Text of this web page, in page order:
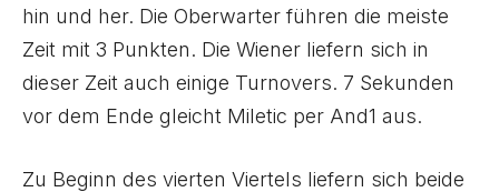
hin und her. Die Oberwarter führen die meiste
Zeit mit 3 Punkten. Die Wiener liefern sich in
dieser Zeit auch einige Turnovers. 7 Sekunden
vor dem Ende gleicht Miletic per And1 aus.
Zu Beginn des vierten Viertels liefern sich beide